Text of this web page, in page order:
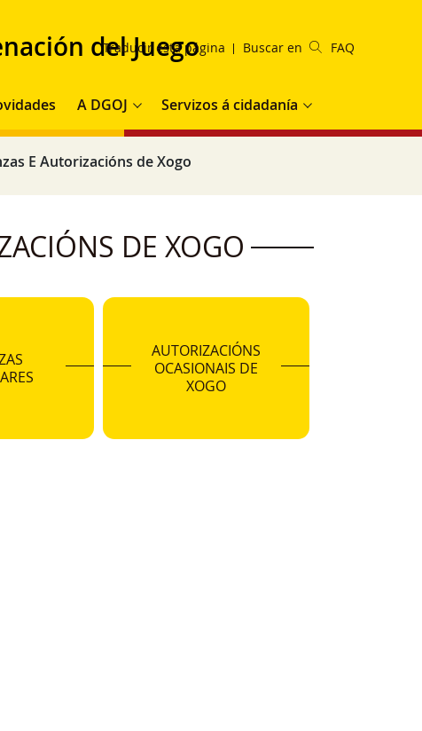
del Juego
Traducir esta página Buscar en FAQ
A DGOJ Servizos á cidadanía
E Autorizacións de Xogo
DE XOGO
AUTORIZACIÓNS
OCASIONAIS DE
XOGO